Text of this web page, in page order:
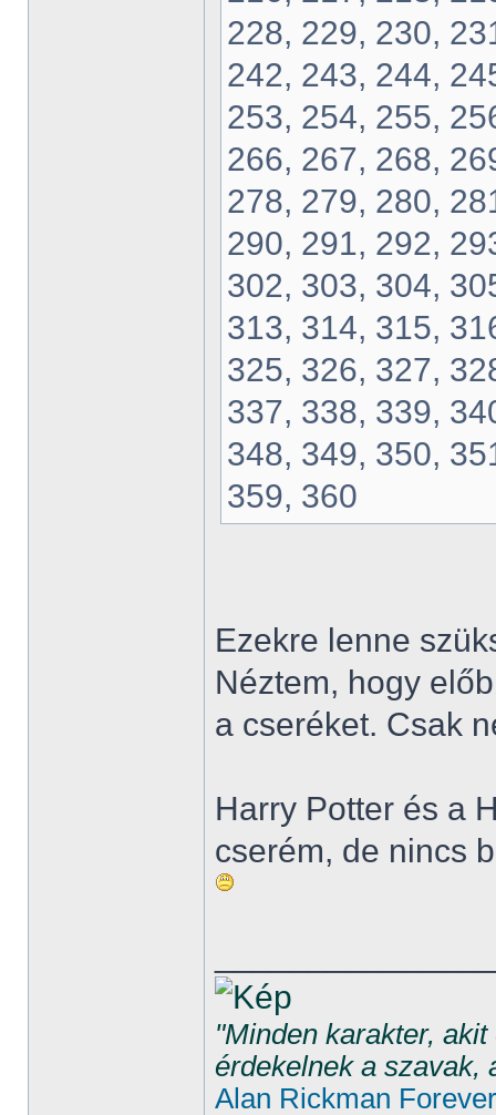
228, 229, 230,
242, 243, 244,
253, 254, 255,
266, 267, 268,
278, 279, 280,
290, 291, 292,
302, 303, 304,
313, 314, 315,
325, 326, 327,
337, 338, 339,
348, 349, 350,
359, 360
Ezekre lenne
Néztem, hogy
a cseréket. Csak
Harry Potter és a
cserém, de nincs
"Minden karakter,
érdekelnek a szavak,
Alan Rickman Forever